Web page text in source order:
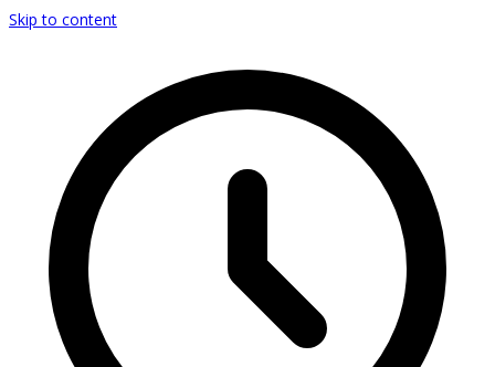
Skip to content